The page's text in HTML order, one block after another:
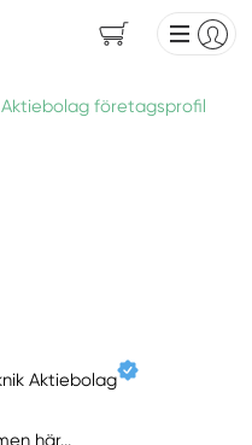
företagsprofil
Aktiebolag
här...